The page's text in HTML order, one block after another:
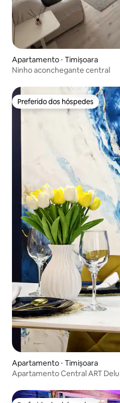
Apartamento ⋅ Timișoara
Ninho aconchegante central
Preferido dos hóspedes
Preferido dos hóspedes
Apartamento ⋅ Timișoara
Apartamento Central ART